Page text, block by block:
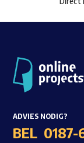
ADVIES NODIG?
BEL 0187-